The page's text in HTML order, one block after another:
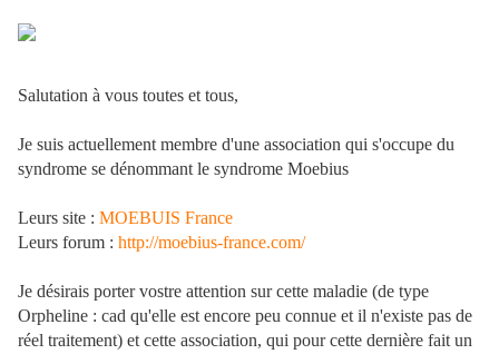
Salutation à vous toutes et tous,
Je suis actuellement membre d'une association qui s'occupe du
syndrome se dénommant le syndrome Moebius
Leurs site : MOEBUIS France
Leurs forum : http://moebius-france.com/
Je désirais porter vostre attention sur cette maladie (de type
Orpheline : cad qu'elle est encore peu connue et il n'existe pas de
réel traitement) et cette association, qui pour cette dernière fait un